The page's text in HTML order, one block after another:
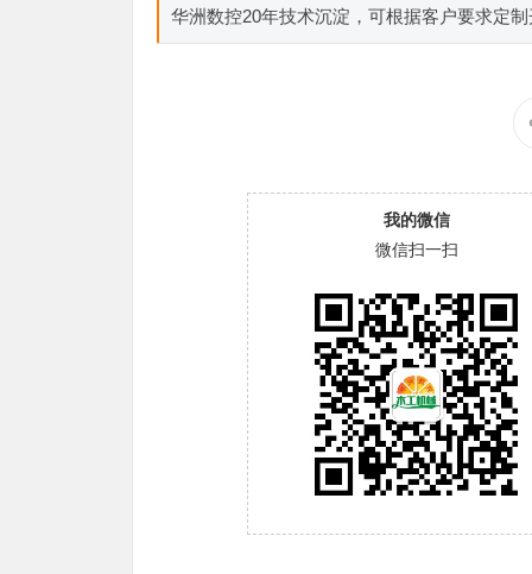
华洲数控20年技术沉淀，可根据客户要求定
我的微信
微信扫一扫